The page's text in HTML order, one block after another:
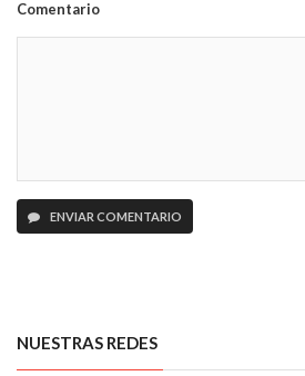
Comentario
ENVIAR COMENTARIO
NUESTRAS REDES